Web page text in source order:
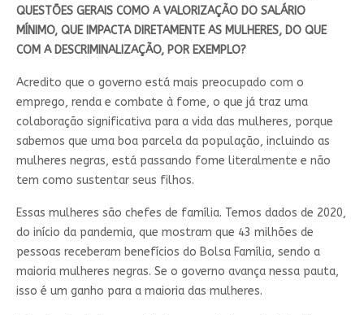
QUESTÕES GERAIS COMO A VALORIZAÇÃO DO SALÁRIO
MÍNIMO, QUE IMPACTA DIRETAMENTE AS MULHERES, DO QUE
COM A DESCRIMINALIZAÇÃO, POR EXEMPLO?
Acredito que o governo está mais preocupado com o
emprego, renda e combate à fome, o que já traz uma
colaboração significativa para a vida das mulheres, porque
sabemos que uma boa parcela da população, incluindo as
mulheres negras, está passando fome literalmente e não
tem como sustentar seus filhos.
Essas mulheres são chefes de família. Temos dados de 2020,
do início da pandemia, que mostram que 43 milhões de
pessoas receberam benefícios do Bolsa Família, sendo a
maioria mulheres negras. Se o governo avança nessa pauta,
isso é um ganho para a maioria das mulheres.